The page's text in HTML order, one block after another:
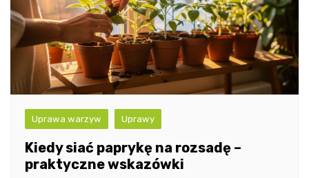
Uprawa warzyw Uprawy
Kiedy siać paprykę na rozsadę –
praktyczne wskazówki